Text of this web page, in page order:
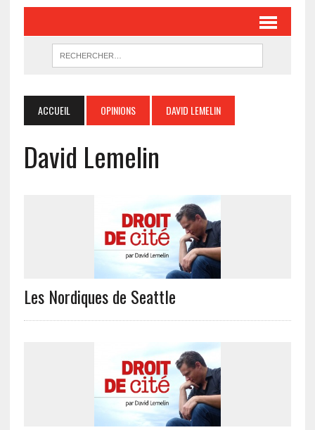
ACCUEIL OPINIONS DAVID LEMELIN
David Lemelin
Les Nordiques de Seattle